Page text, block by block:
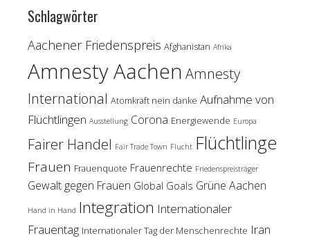
Schlagwörter
Aachener Friedenspreis Afghanistan Afrika
Amnesty Aachen Amnesty
International Atomkraft nein danke Aufnahme von
Flüchtlingen Ausstellung Corona Energiewende Europa
Fairer Handel Fair Trade Town Flucht Flüchtlinge
Frauen Frauenquote Frauenrechte Friedenspreisträger
Gewalt gegen Frauen Global Goals Grüne Aachen
Hand in Hand Integration Internationaler
Frauentag Internationaler Tag der Menschenrechte Iran